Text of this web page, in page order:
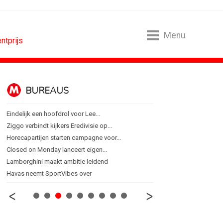
Menu
Lee...
op...
voor...
eigen...
leidend
over
Internationale award voor Holland...
[column] Sports bar - voetbal
Lawa, Woed en NowNow winnen...
Inschrijvingen Grand Prix Content...
Substack breidt uit in Nederland met...
WWF en CPNB introduceren Groene...